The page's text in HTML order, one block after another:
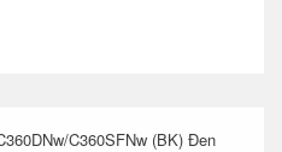
C360SFNw (BK) Đen